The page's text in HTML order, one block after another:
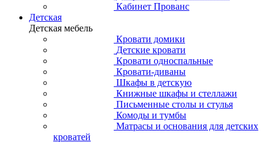
Кабинет Прованс
Детская
Детская мебель
Кровати домики
Детские кровати
Кровати односпальные
Кровати-диваны
Шкафы в детскую
Книжные шкафы и стеллажи
Письменные столы и стулья
Комоды и тумбы
Матрасы и основания для детских
кроватей